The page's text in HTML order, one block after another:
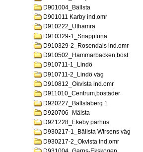
D901004_Bällsta
D901011 Karby ind.omr
D910222_Uthamra
D910329-1_Snapptuna
D910329-2_Rosendals ind.omr
D910502_Hammarbacken bost
D910711-1_Lindö
D910711-2_Lindö väg
D910812_Okvista ind.omr
D911010_Centrum,bostäder
D920227_Bällstaberg 1
D920706_Mälsta
D921228_Ekeby parhus
D930217-1_Bällsta Wirsens väg
D930217-2_Okvista ind.omr